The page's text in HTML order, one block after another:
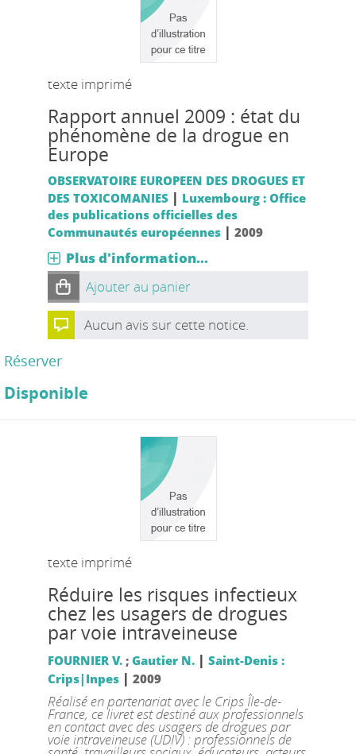
texte imprimé
Rapport annuel 2009 : état du
phénomène de la drogue en
Europe
OBSERVATOIRE EUROPEEN DES DROGUES ET
DES TOXICOMANIES | Luxembourg : Office
des publications officielles des
Communautés européennes| 2009
Plus d'information...
Ajouter au panier
Aucun avis sur cette notice.
Réserver
Disponible
texte imprimé
Réduire les risques infectieux
chez les usagers de drogues
par voie intraveineuse
FOURNIER V.; Gautier N. | Saint-Denis :
Crips|Inpes| 2009
Réalisé en partenariat avec le Crips Île-de-
France, ce livret est destiné aux professionnels
en contact avec des usagers de drogues par
voie intraveineuse (UDIV) : professionnels de